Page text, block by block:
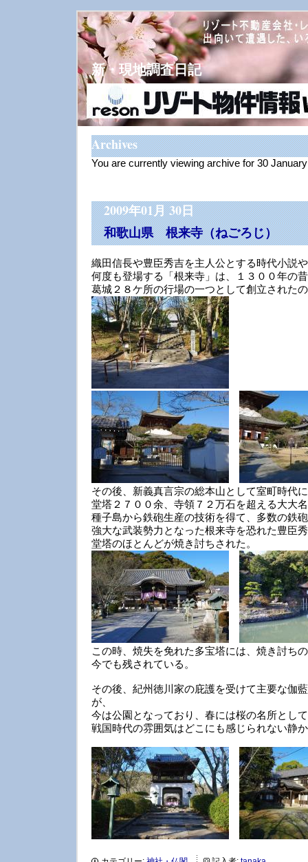
新・現地調査日記
Archives
You are currently viewing archive for 30
2009年01月 30日
和歌山県 根来寺（ねごろじ）
織田信長や豊臣秀吉を主人公とする時代小説
何度も登場する「根来寺」は、１３００年の
葛城２８ケ所の行場の一つとして創立された
その後、新義真言宗の総本山として室町時代
堂塔２７００余、寺領７２万石を超える大大
種子島から鉄砲生産の技術を得て、多数の鉄
強大な武装勢力となった根来寺を恐れた豊臣
堂塔のほとんどが焼き討ちされた。
この時、焼失を免れた多宝塔には、焼き討ち
今でも残されている。
その後、紀州徳川家の庇護を受けて主要な伽
が、
今は公園となっており、春には桜の名所とし
戦国時代の雰囲気はどこにも感じられない静